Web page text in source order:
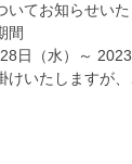
いてお知らせいた
間
日（水）～ 2023
けいたしますが